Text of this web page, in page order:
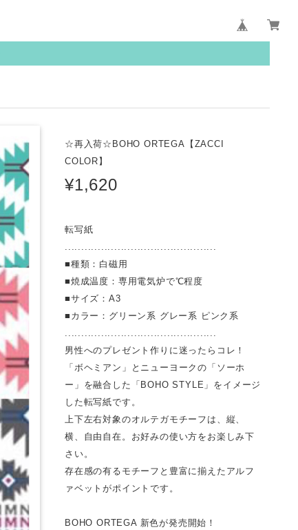
☆再入荷☆BOHO ORTEGA【ZACCI
COLOR】
¥1,620
転写紙
..............................................
■種類：白磁用
■焼成温度：専用電気炉で℃程度
■サイズ：A3
■カラー：グリーン系 グレー系 ピンク系
..............................................
男性へのプレゼント作りに迷ったらコレ！
「ボヘミアン」とニューヨークの「ソーホ
ー」を融合した「BOHO STYLE」をイメージ
した転写紙です。
上下左右対象のオルテガモチーフは、縦、
横、自由自在。お好みの使い方をお楽しみ下
さい。
存在感の有るモチーフと豊富に揃えたアルフ
ァベットがポイントです。
BOHO ORTEGA 新色が発売開始！